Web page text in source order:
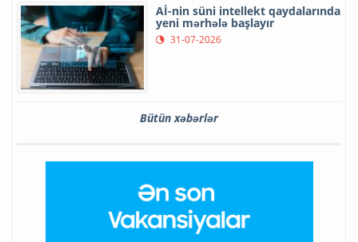
Aİ-nin süni intellekt qaydalarında
yeni mərhələ başlayır
31-07-2026
Bütün xəbərlər